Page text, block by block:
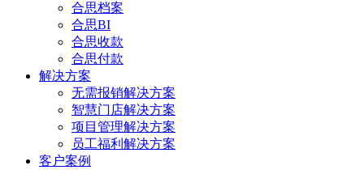
合思档案
合思BI
合思收款
合思付款
解决方案
无需报销解决方案
智慧门店解决方案
项目管理解决方案
员工福利解决方案
客户案例